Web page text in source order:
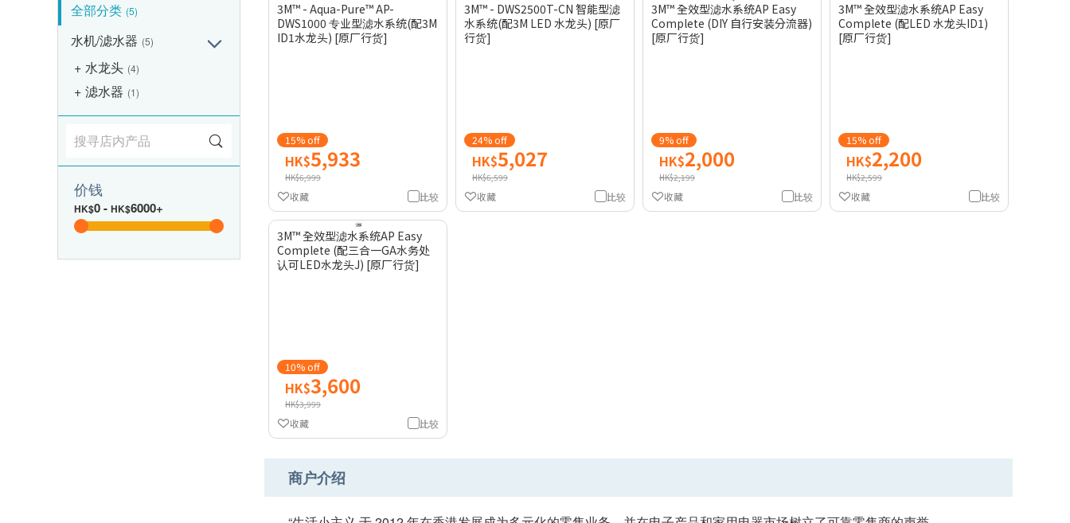
全部分类 (5)
水机/滤水器 (5)
水龙头 (4)
滤水器 (1)
价钱
HK$0- HK$6000+
3M™ - Aqua-Pure™ AP-
DWS1000 专业型滤水系统(配3M
ID1水龙头) [原厂行货]
15% off
HK$5,933
HK$6,999
比较
收藏
3M™ - DWS2500T-CN 智能型滤
水系统(配3M LED 水龙头) [原厂
行货]
24% off
HK$5,027
HK$6,599
比较
收藏
3M™ 全效型滤水系统AP Easy
Complete (DIY 自行安装分流器)
[原厂行货]
9% off
HK$2,000
HK$2,199
比较
收藏
3M™ 全效型滤水系统AP Easy
Complete (配LED 水龙头ID1)
[原厂行货]
15% off
HK$2,200
HK$2,599
比较
收藏
3M™ 全效型滤水系统AP Easy
Complete (配三合一GA水务处
认可LED水龙头J) [原厂行货]
10% off
HK$3,600
HK$3,999
比较
收藏
商户介绍